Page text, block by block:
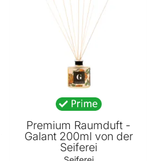
Premium Raumduft -
Galant 200ml von der
Seiferei